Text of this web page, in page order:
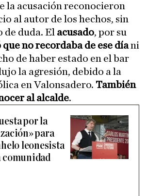
la acusación reconocieron
al autor de los hechos, sin
de duda. El acusado, por su
no recordaba de ese díani
de haber estado en el bar
la agresión, debido a la
en Valonsadero. También
al alcalde.
por la
para
leonesista
comunidad